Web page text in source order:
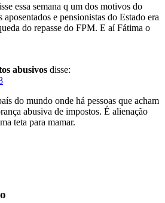
essa semana q um dos motivos do
aposentados e pensionistas do Estado era
do repasse do FPM. E aí Fátima o
abusivos disse:
do mundo onde há pessoas que acham
abusiva de impostos. É alienação
teta para mamar.